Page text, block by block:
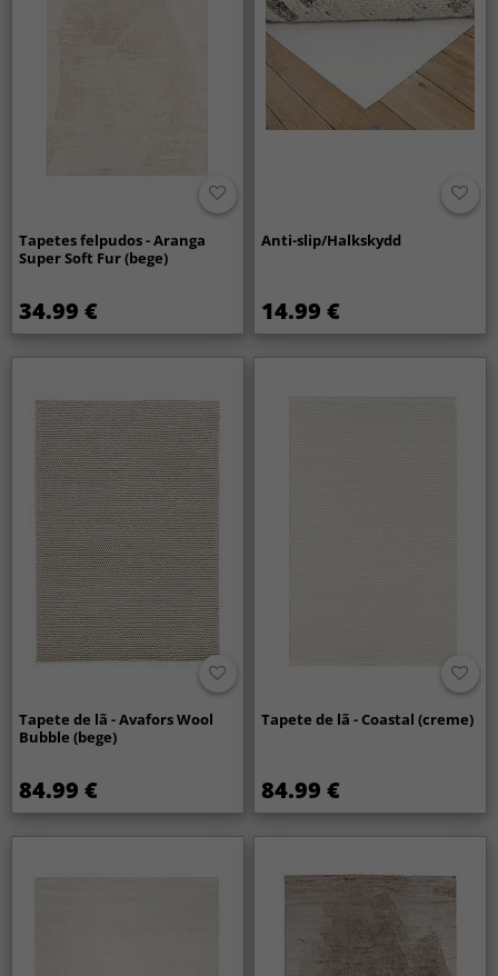
Tapetes felpudos - Aranga
Super Soft Fur (bege)
34.99 €
Anti-slip/Halkskydd
14.99 €
Tapete de lã - Avafors Wool
Bubble (bege)
84.99 €
Tapete de lã - Coastal (creme)
84.99 €